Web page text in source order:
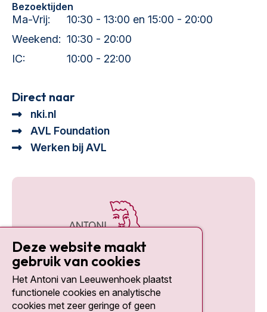
Bezoektijden
Ma-Vrij:
10:30 - 13:00 en 15:00 - 20:00
Weekend: 10:30 - 20:00
IC:
10:00 - 22:00
Direct naar
nki.nl
AVL Foundation
Werken bij AVL
Social media
Deze website maakt
gebruik van cookies
Het Antoni van Leeuwenhoek plaatst
functionele cookies en analytische
cookies met zeer geringe of geen